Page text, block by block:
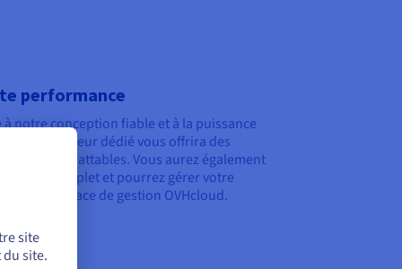
performance
à notre conception fiable et à la puissance
votre serveur dédié vous offrira des
imbattables. Vous aurez également
root complet et pourrez gérer votre
via l’interface de gestion OVHcloud.
site
site.